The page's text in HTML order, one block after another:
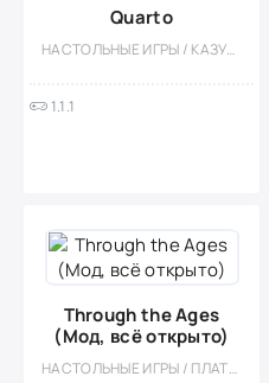
Quarto
НАСТОЛЬНЫЕ ИГРЫ / КАЗУАЛЬНЫЕ / МАЛЕНЬКАЯ / ОДНОПОЛЬЗОВАТЕЛЬСКИЕ / ОФЛАЙН / 3D / ИЗОМЕТРИЯ
1.1.1
Through the Ages
(Мод, всё открыто)
НАСТОЛЬНЫЕ ИГРЫ / ПЛАТНАЯ / АБСТРАКЦИЯ / КАЗУАЛЬНЫЕ / ОДНОПОЛЬЗОВАТЕЛЬСКИЕ / СТИЛИЗАЦИЯ / МОД / ВСТРОЕННЫЙ КЕШ / КАРТОЧНЫЕ / ПОШАГОВЫЕ / СТРАТЕГИИ